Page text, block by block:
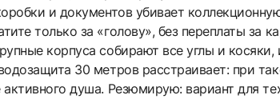
и документов убивает
только за «голову», без переплаты за
корпуса собирают все углы и
30 метров расстраивает: при
душа. Резюмирую: вариант для